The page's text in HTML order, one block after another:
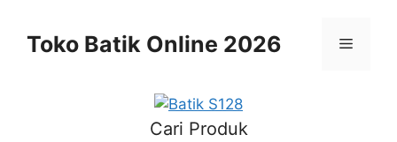
contentToko Batik Online 2026 Menu
Cari Produk